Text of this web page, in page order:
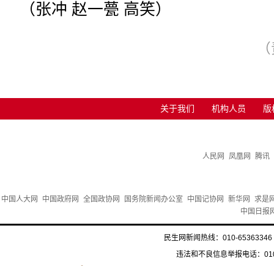
（张冲 赵一甍 高笑）
关于我们 机构人员 版
人民网 凤凰网 腾讯
中国人大网 中国政府网 全国政协网 国务院新闻办公室 中国记协网 新华网
求是
中国日报
民生网新闻热线：010-
违法和不良信息举报电话：